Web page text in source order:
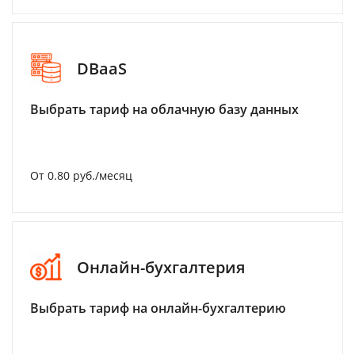
DBaaS
Выбрать тариф на облачную базу данных
От 0.80 руб./месяц
Онлайн-бухгалтерия
Выбрать тариф на онлайн-бухгалтерию